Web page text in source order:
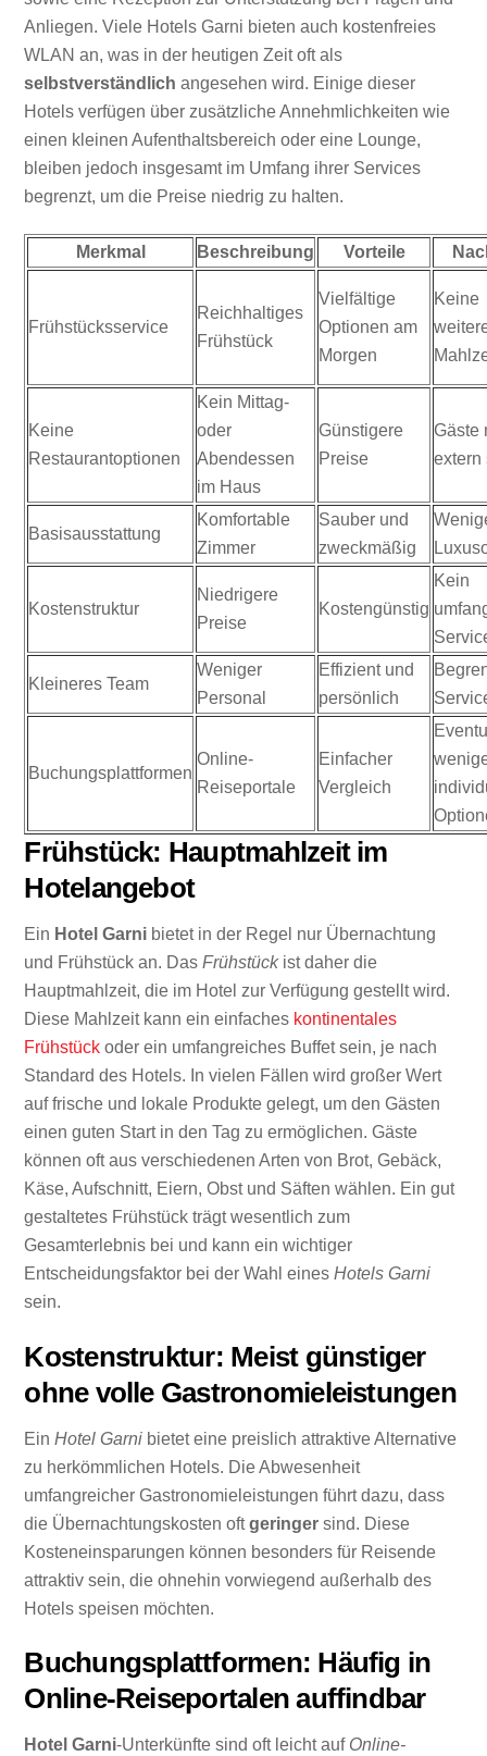
Anliegen. Viele Hotels Garni bieten auch kostenfreies
WLAN an, was in der heutigen Zeit oft als
selbstverständlich angesehen wird. Einige dieser
Hotels verfügen über zusätzliche Annehmlichkeiten wie
einen kleinen Aufenthaltsbereich oder eine Lounge,
bleiben jedoch insgesamt im Umfang ihrer Services
begrenzt, um die Preise niedrig zu halten.
Merkmal Beschreibung Vorteile
Frühstücksservice
Reichhaltiges
Frühstück
Vielfältige
Optionen am
Morgen
Keine
Keine
Restaurantoptionen
Kein Mittag-
oder
Abendessen
im Haus
Günstigere
Preise
Gäste
extern
Basisausstattung
Komfortable
Zimmer
Sauber und
zweckmäßig
Kostenstruktur
Niedrigere
Preise
Kostengünstig
Kein
Kleineres Team
Weniger
Personal
Effizient und
persönlich
Buchungsplattformen
Online-
Reiseportale
Einfacher
Vergleich
Frühstück: Hauptmahlzeit im
Hotelangebot
Ein Hotel Garni bietet in der Regel nur Übernachtung
und Frühstück an. DasFrühstückist daher die
Hauptmahlzeit, die im Hotel zur Verfügung gestellt wird.
Diese Mahlzeit kann ein einfaches kontinentales
Frühstück oder ein umfangreiches Buffet sein, je nach
Standard des Hotels. In vielen Fällen wird großer Wert
auf frische und lokale Produkte gelegt, um den Gästen
einen guten Start in den Tag zu ermöglichen. Gäste
können oft aus verschiedenen Arten von Brot, Gebäck,
Käse, Aufschnitt, Eiern, Obst und Säften wählen. Ein gut
gestaltetes Frühstück trägt wesentlich zum
Gesamterlebnis bei und kann ein wichtiger
Entscheidungsfaktor bei der Wahl einesHotels Garni
sein.
Kostenstruktur: Meist günstiger
ohne volle Gastronomieleistungen
EinHotel Garni bietet eine preislich attraktive Alternative
zu herkömmlichen Hotels. Die Abwesenheit
umfangreicher Gastronomieleistungen führt dazu, dass
die Übernachtungskosten oftgeringer sind. Diese
Kosteneinsparungen können besonders für Reisende
attraktiv sein, die ohnehin vorwiegend außerhalb des
Hotels speisen möchten.
Buchungsplattformen: Häufig in
Online-Reiseportalen auffindbar
Hotel Garni-Unterkünfte sind oft leicht auf Online-